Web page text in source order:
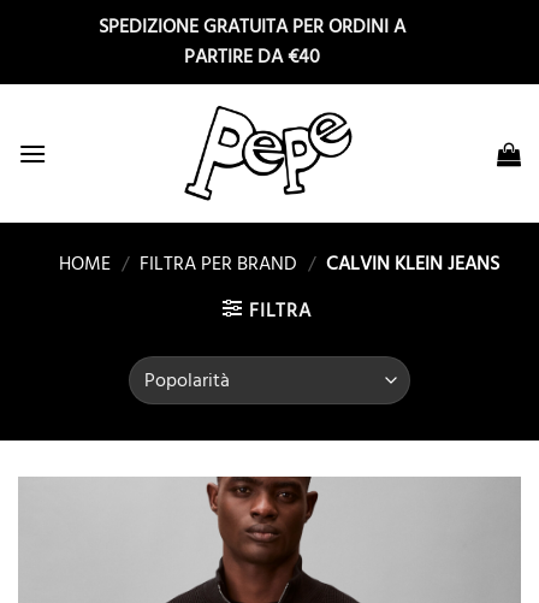
SPEDIZIONE GRATUITA PER ORDINI A
PARTIRE DA €40
HOME / FILTRA PER BRAND / CALVIN KLEIN JEANS
FILTRA